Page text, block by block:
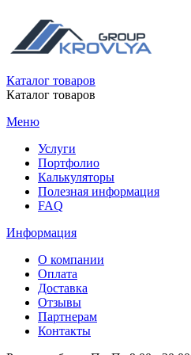
Каталог товаров
Каталог товаров
Меню
Услуги
Портфолио
Калькуляторы
Полезная информация
FAQ
Информация
О компании
Оплата
Доставка
Отзывы
Партнерам
Контакты